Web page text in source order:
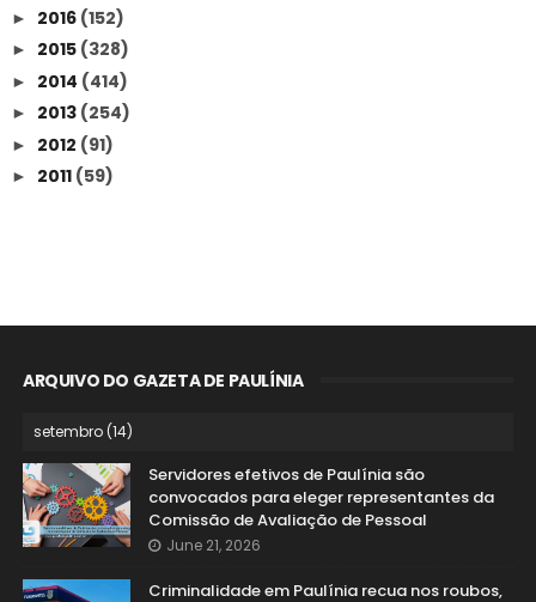
► 2016 (152)
► 2015 (328)
► 2014 (414)
► 2013 (254)
► 2012 (91)
► 2011 (59)
ARQUIVO DO GAZETA DE PAULÍNIA
Servidores efetivos de Paulínia são
convocados para eleger representantes da
Comissão de Avaliação de Pessoal
June 21, 2026
Criminalidade em Paulínia recua nos roubos,